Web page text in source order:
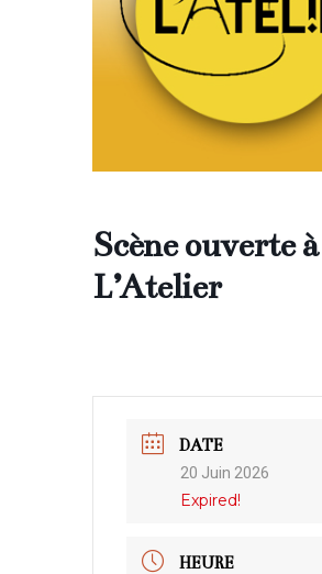
Scène ouverte à
L’Atelier
DATE
20 Juin 2026
Expired!
HEURE